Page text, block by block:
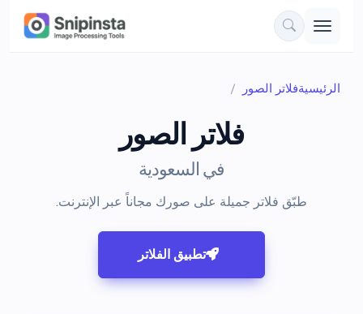
الرئيسيةفلاتر الصور
فلاتر الصور
في السعودية
طبّق فلاتر جميلة على صورك مجاناً عبر الإنترنت.
تطبيق الفلاتر